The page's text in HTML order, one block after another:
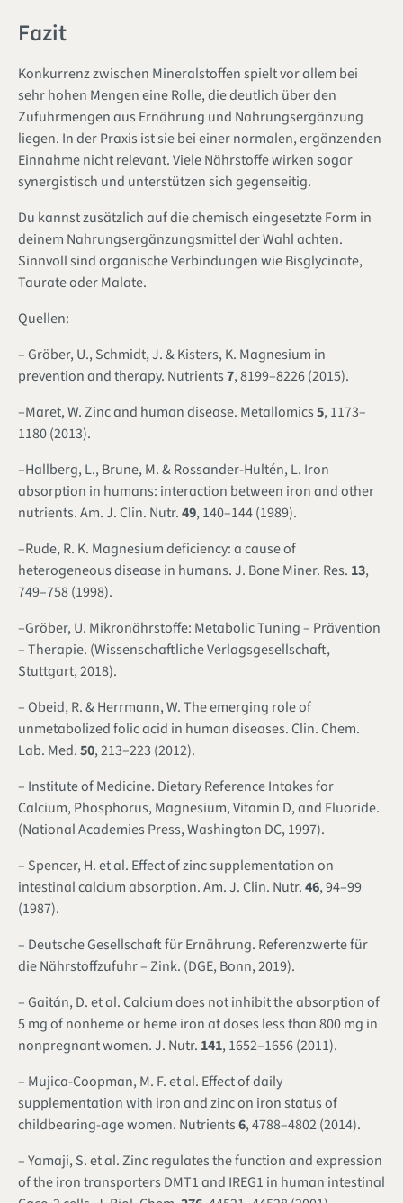
Fazit
Konkurrenz zwischen Mineralstoffen spielt vor allem bei
sehr hohen Mengen eine Rolle, die deutlich über den
Zufuhrmengen aus Ernährung und Nahrungsergänzung
liegen. In der Praxis ist sie bei einer normalen, ergänzenden
Einnahme nicht relevant. Viele Nährstoffe wirken sogar
synergistisch und unterstützen sich gegenseitig.
Du kannst zusätzlich auf die chemisch eingesetzte Form in
deinem Nahrungsergänzungsmittel der Wahl achten.
Sinnvoll sind organische Verbindungen wie Bisglycinate,
Taurate oder Malate.
Quellen:
– Gröber, U., Schmidt, J. & Kisters, K. Magnesium in
prevention and therapy. Nutrients7, 8199–8226 (2015).
–Maret, W. Zinc and human disease. Metallomics5, 1173–
1180 (2013).
–Hallberg, L., Brune, M. & Rossander-Hultén, L. Iron
absorption in humans: interaction between iron and other
nutrients.Am. J. Clin. Nutr.49, 140–144 (1989).
–Rude, R. K. Magnesium deficiency: a cause of
heterogeneous disease in humans.J. Bone Miner. Res. 13,
749–758 (1998).
–Gröber, U. Mikronährstoffe: Metabolic Tuning – Prävention
– Therapie. (Wissenschaftliche Verlagsgesellschaft,
Stuttgart, 2018).
– Obeid, R. & Herrmann, W. The emerging role of
unmetabolized folic acid in human diseases.Clin. Chem.
Lab. Med.50, 213–223 (2012).
– Institute of Medicine. Dietary Reference Intakes for
Calcium, Phosphorus, Magnesium, Vitamin D, and Fluoride.
(National Academies Press, Washington DC, 1997).
– Spencer, H. et al. Effect of zinc supplementation on
intestinal calcium absorption.Am. J. Clin. Nutr.46, 94–99
(1987).
– Deutsche Gesellschaft für Ernährung. Referenzwerte für
die Nährstoffzufuhr – Zink. (DGE, Bonn, 2019).
– Gaitán, D. et al. Calcium does not inhibit the absorption of
5 mg of nonheme or heme iron at doses less than 800 mg in
nonpregnant women.J. Nutr. 141, 1652–1656 (2011).
– Mujica-Coopman, M. F. et al. Effect of daily
supplementation with iron and zinc on iron status of
childbearing-age women. Nutrients6, 4788–4802 (2014).
– Yamaji, S. et al. Zinc regulates the function and expression
of the iron transporters DMT1 and IREG1 in human intestinal